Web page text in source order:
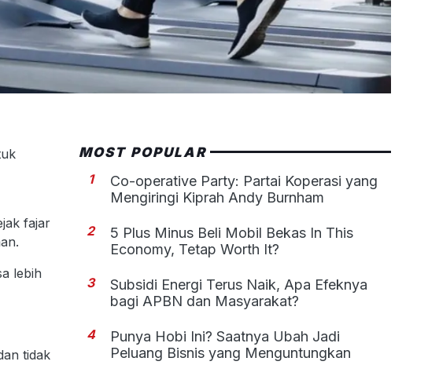
fajar
lebih
tidak
MOST POPULAR
1
Co-operative Party: Partai Koperasi yang
Mengiringi Kiprah Andy Burnham
2
5 Plus Minus Beli Mobil Bekas In This
Economy, Tetap Worth It?
3
Subsidi Energi Terus Naik, Apa Efeknya
bagi APBN dan Masyarakat?
4
Punya Hobi Ini? Saatnya Ubah Jadi
Peluang Bisnis yang Menguntungkan